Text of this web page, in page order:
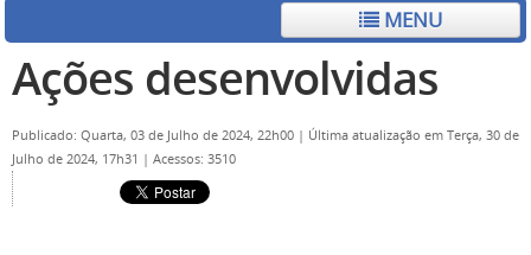
MENU
Ações desenvolvidas
Publicado: Quarta, 03 de Julho de 2024, 22h00 | Última atualização em Terça, 30 de
Julho de 2024, 17h31 | Acessos: 3510